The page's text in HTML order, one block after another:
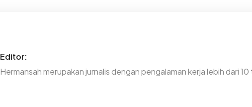
Editor:
Hermansah merupakan jurnalis dengan pengalaman kerja lebih dari 10